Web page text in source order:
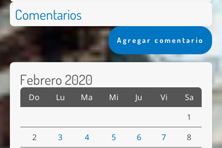
Comentarios
Agregar comentario
Febrero 2020
Do Lu Ma Mi Ju Vi
Sa
1
2
3 4 5 6 7
8